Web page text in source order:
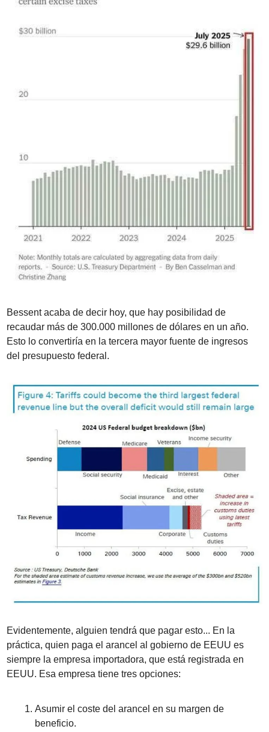
Bessent acaba de decir hoy, que hay posibilidad de
recaudar más de 300.000 millones de dólares en un año.
Esto lo convertiría en la tercera mayor fuente de ingresos
del presupuesto federal.
Evidentemente, alguien tendrá que pagar esto... En la
práctica, quien paga el arancel al gobierno de EEUU es
siempre la empresa importadora, que está registrada en
EEUU. Esa empresa tiene tres opciones:
Asumir el coste del arancel en su margen de
beneficio.